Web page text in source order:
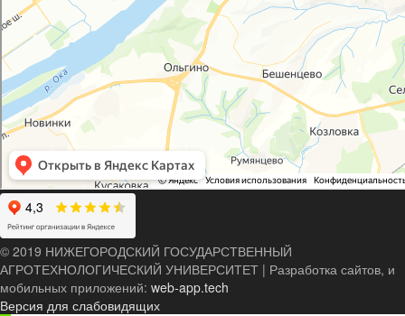
© 2019 НИЖЕГОРОДСКИЙ ГОСУДАРСТВЕННЫЙ
АГРОТЕХНОЛОГИЧЕСКИЙ УНИВЕРСИТЕТ | Разработка сайтов, и
мобильных приложений: web-app.tech
Версия для слабовидящих